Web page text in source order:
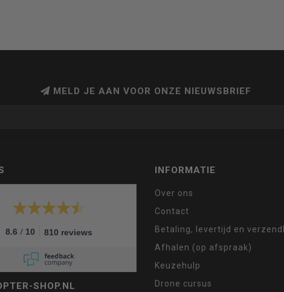
MELD JE AAN VOOR ONZE NIEUWSBRIEF
8.6 / 10 810 reviews
SHOP.NL
INFORMATIE
Over ons
Contact
Betaling, levertijd en
Afhalen (op afspraak)
Keuzehulp
Drone cursus